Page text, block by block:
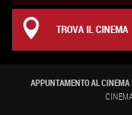
TROVA IL CINEMA
APPUNTAMENTO AL CINEMA